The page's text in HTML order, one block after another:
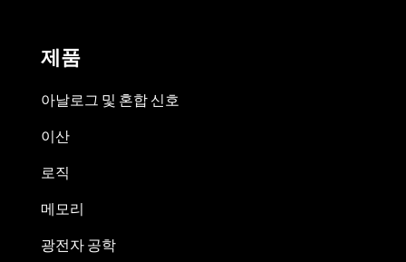
제품
아날로그 및 혼합 신호
이산
로직
메모리
광전자 공학